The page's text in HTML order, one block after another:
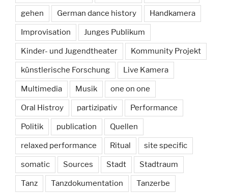
gehen German dance history Handkamera
Improvisation Junges Publikum
Kinder- und Jugendtheater Kommunity Projekt
künstlerische Forschung Live Kamera
Multimedia Musik one on one
Oral Histroy partizipativ Performance
Politik publication Quellen
relaxed performance Ritual site specific
somatic Sources Stadt Stadtraum
Tanz Tanzdokumentation Tanzerbe